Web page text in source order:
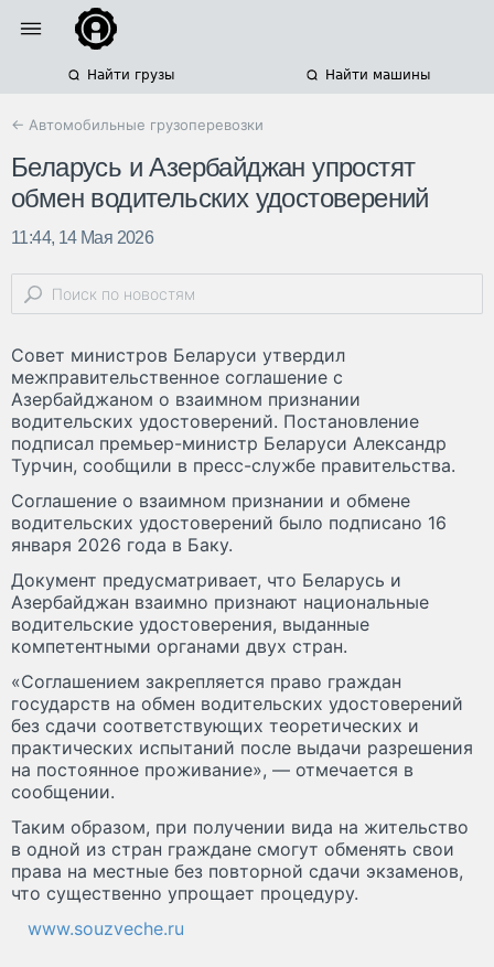
Найти грузы Найти машины
← Автомобильные грузоперевозки
Беларусь и Азербайджан упростят
обмен водительских удостоверений
11:44, 14 Мая 2026
Совет министров Беларуси утвердил
межправительственное соглашение с
Азербайджаном о взаимном признании
водительских удостоверений. Постановление
подписал премьер-министр Беларуси Александр
Турчин, сообщили в пресс-службе правительства.
Соглашение о взаимном признании и обмене
водительских удостоверений было подписано 16
января 2026 года в Баку.
Документ предусматривает, что Беларусь и
Азербайджан взаимно признают национальные
водительские удостоверения, выданные
компетентными органами двух стран.
«Соглашением закрепляется право граждан
государств на обмен водительских удостоверений
без сдачи соответствующих теоретических и
практических испытаний после выдачи разрешения
на постоянное проживание», — отмечается в
сообщении.
Таким образом, при получении вида на жительство
в одной из стран граждане смогут обменять свои
права на местные без повторной сдачи экзаменов,
что существенно упрощает процедуру.
www.souzveche.ru